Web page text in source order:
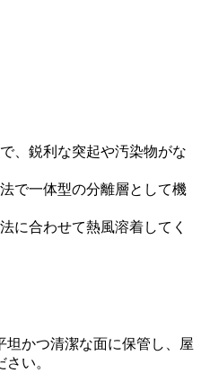
、鋭利な突起や汚染物がな
で一体型の分離層として機
に合わせて熱風溶着してく
坦かつ清潔な面に保管し、屋
い。